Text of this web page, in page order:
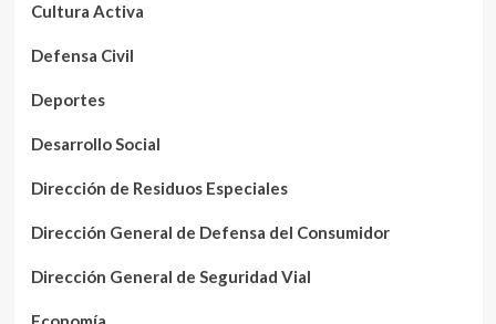
Cultura Activa
Defensa Civil
Deportes
Desarrollo Social
Dirección de Residuos Especiales
Dirección General de Defensa del Consumidor
Dirección General de Seguridad Vial